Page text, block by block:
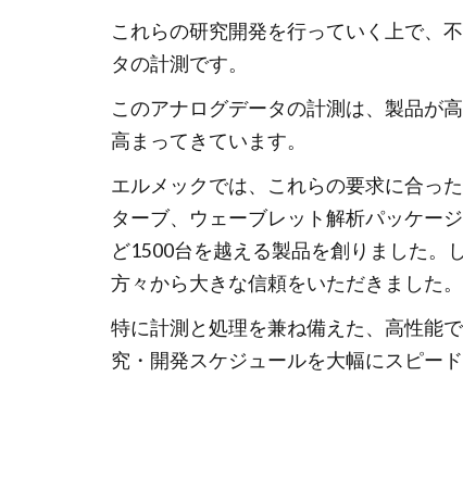
これらの研究開発を行っていく上で、
タの計測です。
このアナログデータの計測は、製品が
高まってきています。
エルメックでは、これらの要求に合っ
ターブ、ウェーブレット解析パッケー
ど1500台を越える製品を創りました。
方々から大きな信頼をいただきました。
特に計測と処理を兼ね備えた、高性能
究・開発スケジュールを大幅にスピー